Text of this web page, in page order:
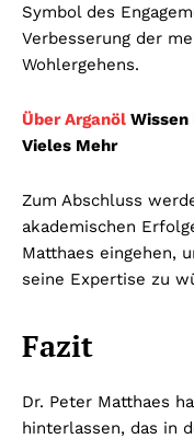
Symbol des
Verbesserung der
Wohlergehens.
Über Arganöl Wissen
Vieles Mehr
Zum Abschluss
akademischen
Matthaes eingehen,
seine Expertise zu
Fazit
Dr. Peter Matthaes
hinterlassen, das in